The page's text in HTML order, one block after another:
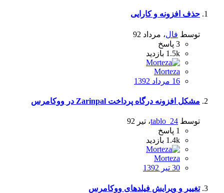
حذف افزونه و کارایی
توسط فال، مرداد 92
3 پاسخ
1.5k بازدید
Morteza
16 مرداد 1392
مشکل افزونه درگاه پرداخت Zarinpal در ووکامرس
توسط tablo_24، تیر 92
1 پاسخ
1.4k بازدید
Morteza
30 تیر 1392
تغییر و ویرایش فیلدهای ووکامرس